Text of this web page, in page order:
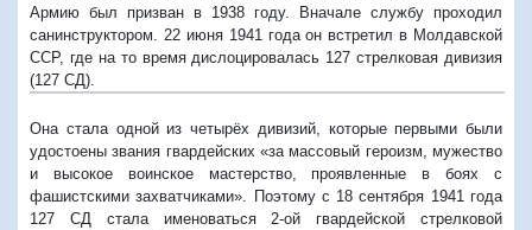
Армию был призван в 1938 году. Вначале службу проходил
санинструктором. 22 июня 1941 года он встретил в Молдавской
ССР, где на то время дислоцировалась 127 стрелковая дивизия
(127 СД).
Она стала одной из четырёх дивизий, которые первыми были
удостоены звания гвардейских «за массовый героизм, мужество
и высокое воинское мастерство, проявленные в боях с
фашистскими захватчиками». Поэтому с 18 сентября 1941 года
127 СД стала именоваться 2-ой гвардейской стрелковой